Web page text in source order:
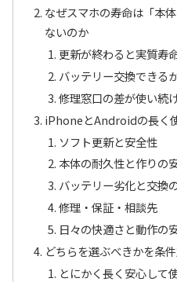
なぜスマホの寿命は「本
ないのか
更新が終わると実質寿
バッテリー交換できる
修理窓口の差が使い続
iPhoneとAndroidの長く
ソフト更新と安全性
本体の耐久性と作りの
バッテリー劣化と交換
修理・保証・相談先
日々の快適さと動作の
どちらを選ぶべきかを条
とにかく長く安心して